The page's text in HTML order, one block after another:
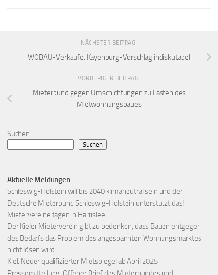
NÄCHSTER BEITRAG
WOBAU-Verkäufe: Kayenburg-Vorschlag indiskutabel
VORHERIGER BEITRAG
Mieterbund gegen Umschichtungen zu Lasten des
Mietwohnungsbaues
Suchen
Suchen
Aktuelle Meldungen
Schleswig-Holstein will bis 2040 klimaneutral sein und der
Deutsche Mieterbund Schleswig-Holstein unterstützt das!
Mietervereine tagen in Harrislee
Der Kieler Mieterverein gibt zu bedenken, dass Bauen entgegen
des Bedarfs das Problem des angespannten Wohnungsmarktes
nicht lösen wird
Kiel: Neuer qualifizierter Mietspiegel ab April 2025
Pressemitteilung: Offener Brief des Mieterbundes und